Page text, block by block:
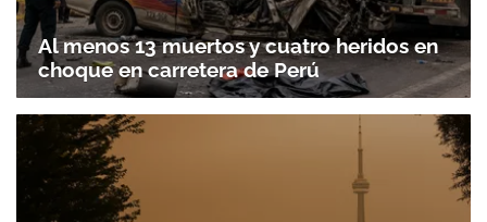
Al menos 13 muertos y cuatro heridos en
choque en carretera de Perú